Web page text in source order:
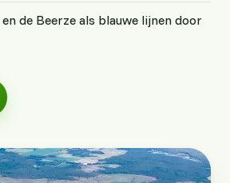
de Beerze als blauwe lijnen door